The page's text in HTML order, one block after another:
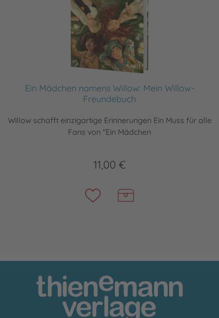
Ein Mädchen namens Willow: Mein Willow-
Freundebuch
Willow schafft einzigartige Erinnerungen Ein Muss für alle
Fans von "Ein Mädchen
11,00 €